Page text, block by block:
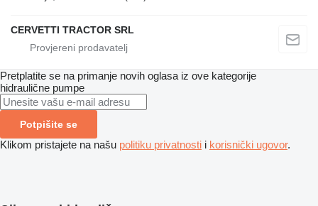
CERVETTI TRACTOR SRL
Pretplatite se na primanje novih oglasa iz ove kategorije
hidraulične pumpe
Potpišite se
Klikom pristajete na našu politiku privatnosti i korisnički ugovor.